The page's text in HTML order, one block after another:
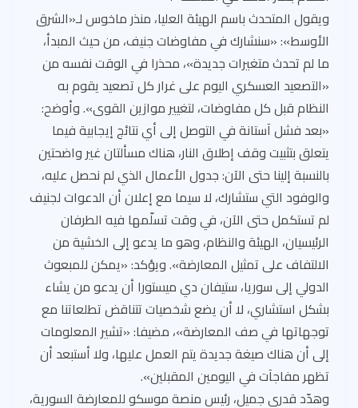
ويقول المتحدث باسم الهيئة العليا، منذر ماخوس لـ«الشرق
الأوسط»: «سنشارك في مفاوضات جنيف، من حيث المبدأ،
ما لم تحدث متغيرات جديدة»، محذرا في الوقت نفسه من
«التصعيد العسكري اليوم على غرار كل تصعيد يقوم به
النظام قبل كل مفاوضات، لتغيير موازين القوى». وأوضح:
«بعد فشل آستانة في التوصل إلى أي نتائج إيجابية فيما
يتعلق بتثبيت وقف إطلاق النار، هناك مسألتان غير واضحتين
بالنسبة إلينا حتى الآن: جدول الأعمال الذي لم نحصل عليه،
والوفود التي ستشارك، لا سيما مع إعلان أن الدعوات لجنيف
لم تستكمل حتى الآن، في وقت تسلّمها فيه الطرفان
الرئيسيان، الهيئة والنظام، وهو ما يدعو إلى الخشية من
الالتفاف على تمثيل المعارضة». ويؤكد: «يمكن للمبعوث
الدولي إلى سوريا، ستيفان دي ميستورا أن يدعو من يشاء
بشكل استشاري، لا أن يضع شخصيات تتناقض تطلعاتنا مع
توجهاتها في صف المعارضة»، مضيفا: «تشير المعلومات
إلى أن هناك صيغة جديدة يتم العمل عليها، ولا أستبعد أن
تظهر مفاجآت في اليومين المقبلين».
وهدّد قدري جميل، رئيس منصة موسكو للمعارضة السورية،